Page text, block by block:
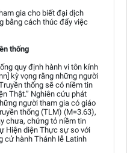
gia cho biết đại dịch
bằng cách thúc đẩy việc
thống
quy định hành vi tôn kính
kỳ vọng rằng những người
thống sẽ có niềm tin
Thật.” Nghiên cứu phát
người tham gia có giáo
thống (TLM) (M=3.63),
chưa, chứng tỏ niềm tin
Hiện diện Thực sự so với
cử hành Thánh lễ Latinh